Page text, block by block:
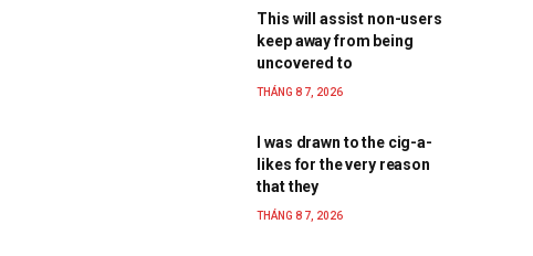
This will assist non-users
keep away from being
uncovered to
THÁNG 8 7, 2026
I was drawn to the cig-a-
likes for the very reason
that they
THÁNG 8 7, 2026